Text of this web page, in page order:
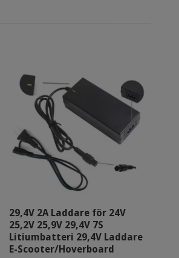
29,4V 2A Laddare för 24V
25,2V 25,9V 29,4V 7S
Litiumbatteri 29,4V Laddare
E-Scooter/Hoverboard